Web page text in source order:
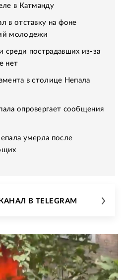
в Катманду
в отставку на фоне
молодежи
пострадавших из-за
нет
в столице Непала
опровергает сообщения
умерла после
В TELEGRAM